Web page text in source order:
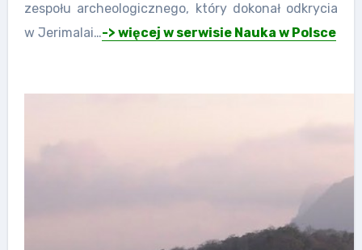
zespołu archeologicznego, który dokonał odkrycia
w Jerimalai…-> więcej w serwisie Nauka w Polsce